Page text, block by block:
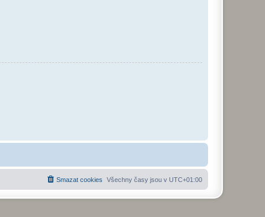
Všechny časy jsou v UTC+01:00
Smazat cookies